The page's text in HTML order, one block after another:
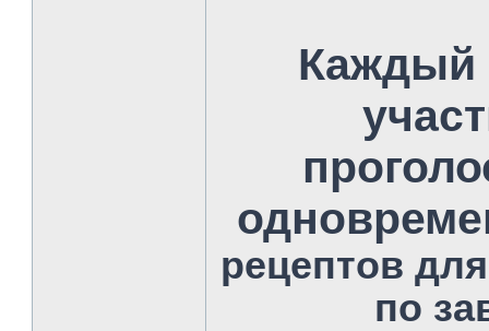
Каждый
рецептов
по